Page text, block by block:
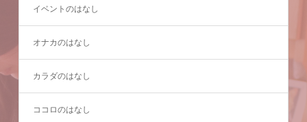
イベントのはなし
オナカのはなし
カラダのはなし
ココロのはなし